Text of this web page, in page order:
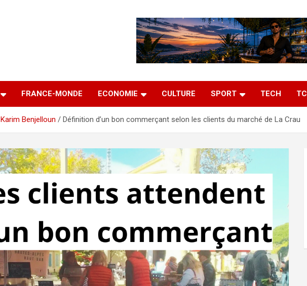
FRANCE-MONDE ECONOMIE CULTURE SPORT TECH TC
Karim Benjelloun Définition d’un bon commerçant selon les clients du marché de La Crau